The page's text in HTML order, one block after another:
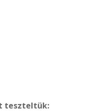
teszteltük: